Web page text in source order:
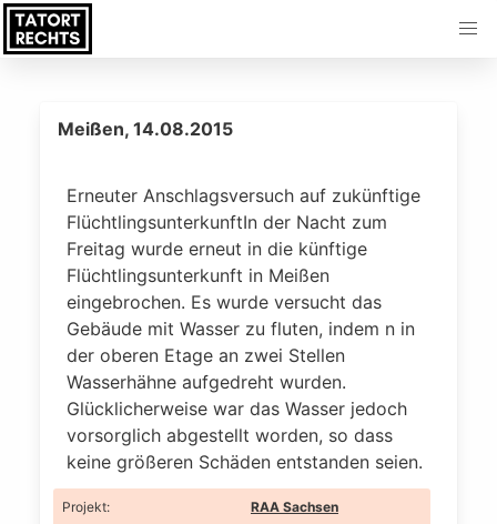
Meißen, 14.08.2015
Erneuter Anschlagsversuch auf zukünftige
FlüchtlingsunterkunftIn der Nacht zum
Freitag wurde erneut in die künftige
Flüchtlingsunterkunft in Meißen
eingebrochen. Es wurde versucht das
Gebäude mit Wasser zu fluten, indem n in
der oberen Etage an zwei Stellen
Wasserhähne aufgedreht wurden.
Glücklicherweise war das Wasser jedoch
vorsorglich abgestellt worden, so dass
keine größeren Schäden entstanden seien.
Projekt: RAA Sachsen